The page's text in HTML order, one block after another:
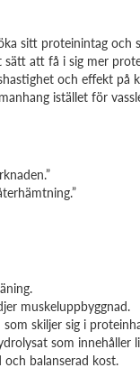
sitt proteinintag och
sätt att få i sig mer
och effekt på
istället för
muskeluppbyggnad.
skiljer sig i
som innehåller
balanserad kost.